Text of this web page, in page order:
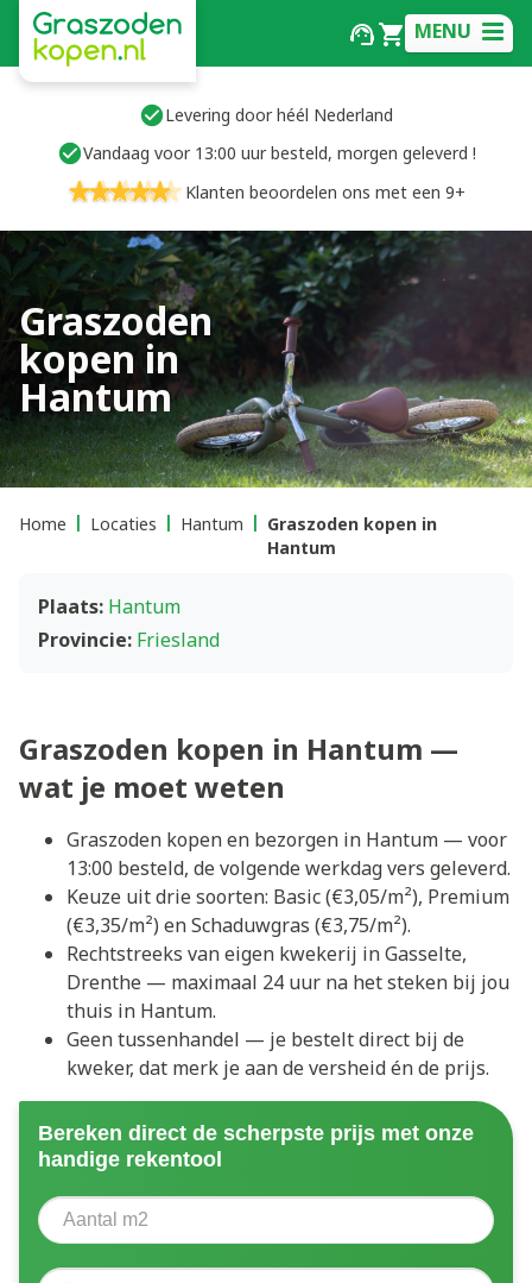
MENU
Levering door héél Nederland
Vandaag voor 13:00 uur besteld, morgen geleverd !
Klanten beoordelen ons met een 9+
Graszoden
kopen in
Hantum
Home Locaties Hantum
Graszoden kopen in
Hantum
Plaats: Hantum
Provincie: Friesland
Graszoden kopen in Hantum —
wat je moet weten
Graszoden kopen en bezorgen in Hantum — voor
13:00 besteld, de volgende werkdag vers geleverd.
Keuze uit drie soorten: Basic (€3,05/m²), Premium
(€3,35/m²) en Schaduwgras (€3,75/m²).
Rechtstreeks van eigen kwekerij in Gasselte,
Drenthe — maximaal 24 uur na het steken bij jou
thuis in Hantum.
Geen tussenhandel — je bestelt direct bij de
kweker, dat merk je aan de versheid én de prijs.
Bereken direct de scherpste prijs met onze
handige rekentool
Aantal vierkante meter
Postcode